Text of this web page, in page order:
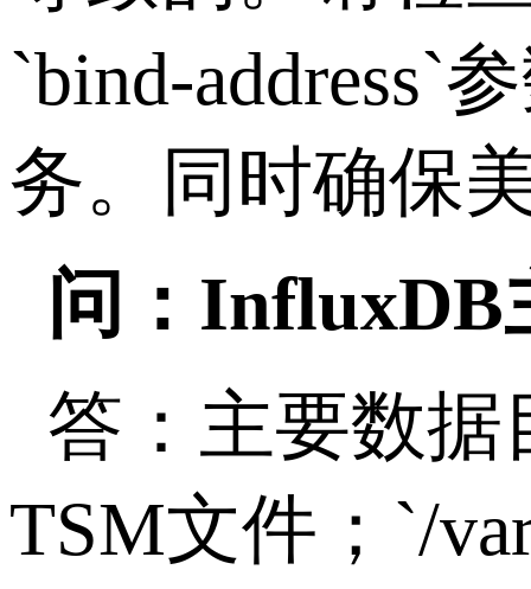
`bind-address`
务。同时确保
问： InfluxDB
答：主要数据
TSM文件； `/